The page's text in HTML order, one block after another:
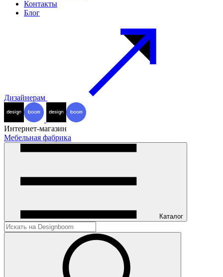
Контакты
Блог
Дизайнерам
Интернет-магазин
Мебельная фабрика
Каталог